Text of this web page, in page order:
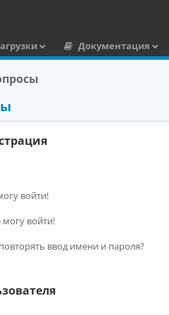
Документация
войти!
войти!
ввод имени и пароля?